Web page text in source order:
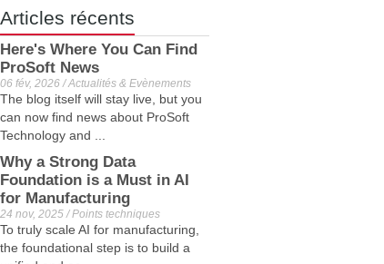
Articles récents
Here's Where You Can Find
ProSoft News
06 fév, 2026 / Actualités & Evènements
The blog itself will stay live, but you
can now find news about ProSoft
Technology and ...
Why a Strong Data
Foundation is a Must in AI
for Manufacturing
24 nov, 2025 / Points techniques
To truly scale AI for manufacturing,
the foundational step is to build a